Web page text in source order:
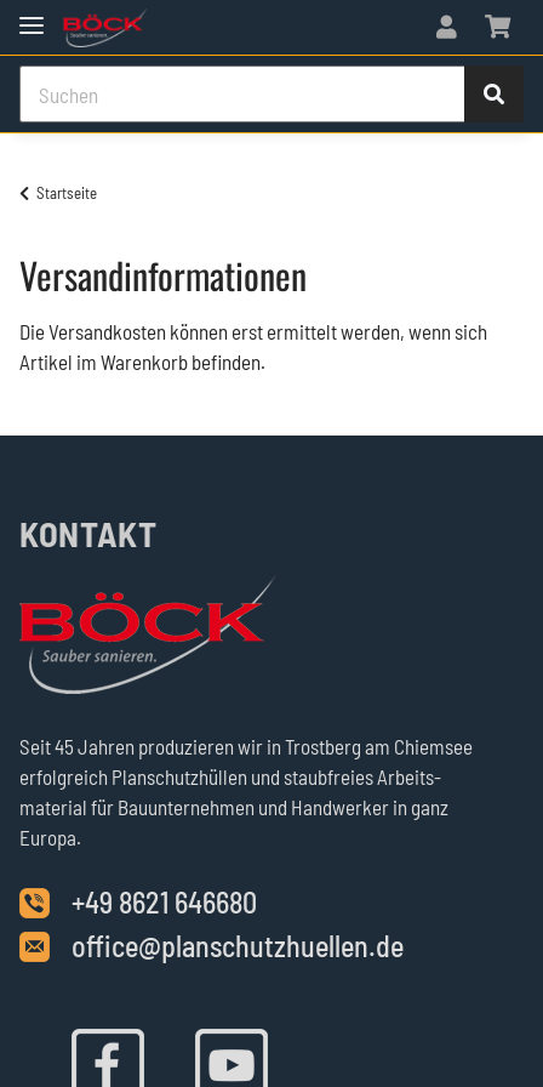
Startseite
Versandinformationen
Die Versandkosten können erst ermittelt werden, wenn sich
Artikel im Warenkorb befinden.
KONTAKT
Seit 45 Jahren produzie­ren wir in Trost­berg am Chiemsee
erfolg­reich Plan­schutz­hüllen und staub­freies Arbeits­
material für Bau­unter­nehmen und Hand­werker in ganz
Europa.
+49 8621 646680
office@planschutzhuellen.de